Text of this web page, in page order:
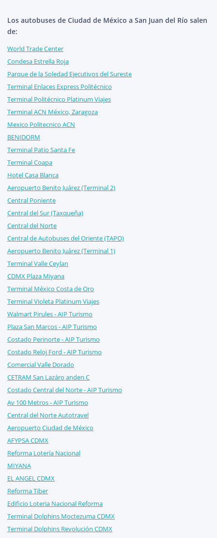
Los autobuses de Ciudad de México a San Juan del Río salen
de:
World Trade Center
Condesa Estrella Roja
Parque de la Soledad Ejecutivos del Sureste
Terminal Enlaces Express Politécnico
Terminal Politécnico Platinum Viajes
Terminal ACN México, Zaragoza
Mexico Politecnico ACN
BENIDORM
Terminal Patio Santa Fe
Terminal Coapa
Hotel Casa Blanca
Aeropuerto Benito Juárez (Terminal 2)
Central Poniente
Central del Sur (Taxqueña)
Central del Norte
Central de Autobuses del Oriente (TAPO)
Aeropuerto Benito Juárez (Terminal 1)
Terminal Valle Ceylan
CDMX Plaza Miyana
Terminal México Costa de Oro
Terminal Violeta Platinum Viajes
Walmart Pirules - AIP Turismo
Plaza San Marcos - AIP Turismo
Costado Perinorte - AIP Turismo
Costado Reloj Ford - AIP Turismo
Comercial Valle Dorado
CETRAM San Lazáro anden C
Costado Central del Norte - AIP Turismo
Av 100 Metros - AIP Turismo
Central del Norte Autotravel
Aeropuerto Ciudad de México
AFYPSA CDMX
Reforma Lotería Nacional
MIYANA
EL ANGEL CDMX
Reforma Tiber
Edificio Loteria Nacional Reforma
Terminal Dolphins Moctezuma CDMX
Terminal Dolphins Revolución CDMX